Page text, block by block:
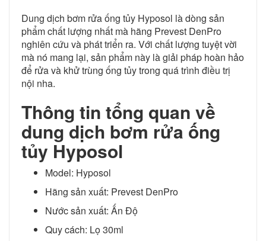
Dung dịch bơm rửa ống tủy Hyposol là dòng sản
phẩm chất lượng nhất mà hãng Prevest DenPro
nghiên cứu và phát triển ra. Với chất lượng tuyệt vời
mà nó mang lại, sản phẩm này là giải pháp hoàn hảo
để rửa và khử trùng ống tủy trong quá trình điều trị
nội nha.
Thông tin tổng quan về
dung dịch bơm rửa ống
tủy Hyposol
Model: Hyposol
Hãng sản xuất: Prevest DenPro
Nước sản xuất: Ấn Độ
Quy cách: Lọ 30ml